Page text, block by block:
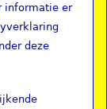
informatie er
deze